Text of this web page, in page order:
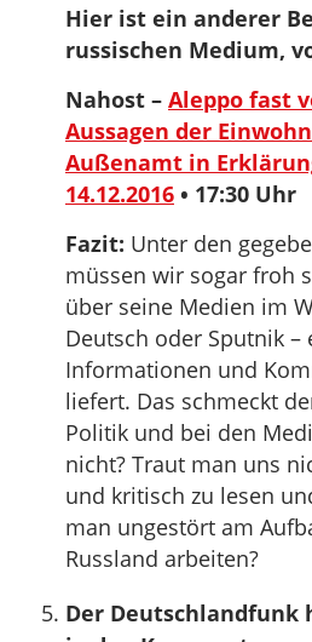
Hier ist ein anderer
russischen Medium,
Nahost – Aleppo fast
Aussagen der
Außenamt in
14.12.2016 • 17:30 Uhr
Fazit: Unter den
müssen wir sogar froh
über seine Medien im
Deutsch oder Sputnik –
Informationen und
liefert. Das schmeckt
Politik und bei den
nicht? Traut man uns
und kritisch zu lesen
man ungestört am
Russland arbeiten?
Der Deutschlandfunk